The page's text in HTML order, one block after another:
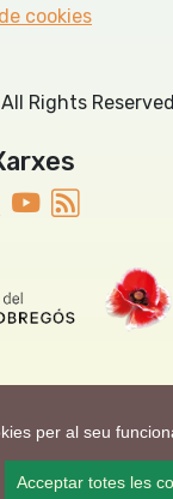
per al seu
Acceptar totes les
cookies
Rights Reserved